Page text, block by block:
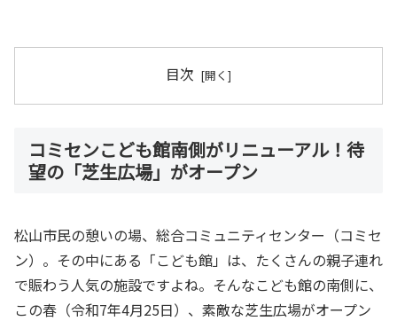
目次
コミセンこども館南側がリニューアル！待
望の「芝生広場」がオープン
松山市民の憩いの場、総合コミュニティセンター（コミセ
ン）。その中にある「こども館」は、たくさんの親子連れ
で賑わう人気の施設ですよね。そんなこども館の南側に、
この春（令和7年4月25日）、素敵な芝生広場がオープン